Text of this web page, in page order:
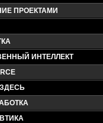
ПРОЕКТАМИ
ИНТЕЛЛЕКТ